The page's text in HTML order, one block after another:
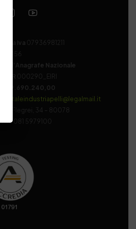
Iva 07936981211
all’Anagrafe Nazionale
000290_EIRI
9.690.240,00
Flegrei, 34 – 80078
081 5979100